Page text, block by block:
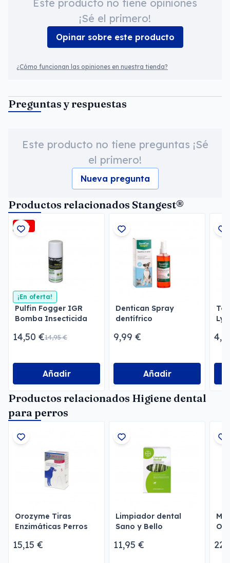
Este producto no tiene opiniones
¡Sé el primero!
Opinar sobre este producto
¿Cómo funcionan las opiniones en nuestra tienda?
Preguntas y respuestas
Este producto no tiene preguntas ¡Sé
el primero!
Nueva pregunta
Productos relacionados Stangest®
-3%
¡En oferta!
Pulfin Fogger IGR
Bomba Insecticida
14,50 €14,95 €
Añadir
Dentican Spray
dentífrico
9,99 €
Añadir
Productos relacionados Higiene dental
para perros
Orozyme Tiras
Enzimáticas Perros
15,15 €
Limpiador dental
Sano y Bello
11,95 €